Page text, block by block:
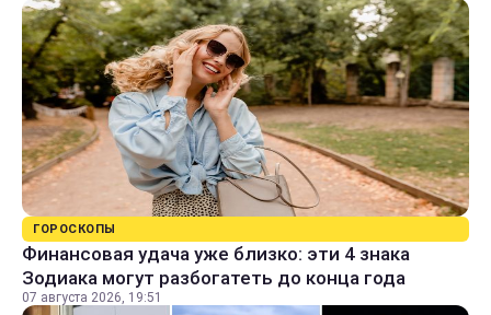
ГОРОСКОПЫ
Финансовая удача уже близко: эти 4 знака
Зодиака могут разбогатеть до конца года
07 августа 2026, 19:51